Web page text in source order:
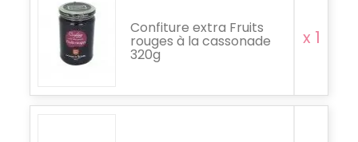
Confiture extra Fruits
rouges à la cassonade
320g
x 1